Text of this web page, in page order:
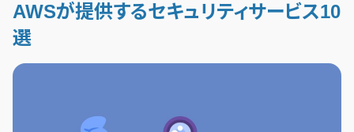
AWSが提供するセキュリティサービス10
選